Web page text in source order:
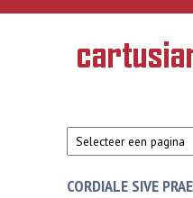
Overslaan en naar de inhoud gaan
Geschiedenis
van de
CORDIALE SIVE